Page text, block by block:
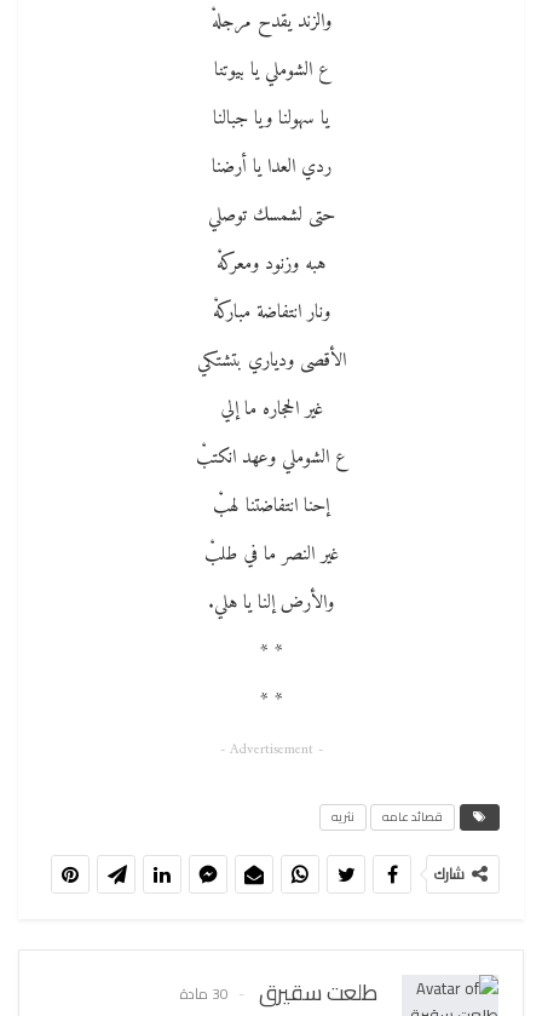
والزند يقدح مرجلهْ
ع الشوملي يا بيوتنا
يا سهولنا ويا جبالنا
ردي العدا يا أرضنا
حتى لشمسك توصلي
هبه وزنود ومعركهْ
ونار انتفاضة مباركهْ
الأقصى ودياري بتشتكي
غير الحجاره ما إلي
ع الشوملي وعهد انكتبْ
إحنا انتفاضتنا لهبْ
غير النصر ما في طلبْ
والأرض إلنا يا هلي.
* *
* *
- Advertisement -
قصائد عامه نثريه
شارك
طلعت سقيرق 30 مادة